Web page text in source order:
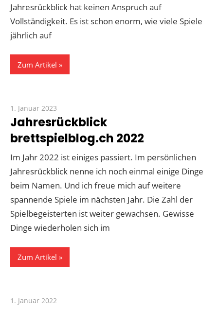
Jahresrückblick hat keinen Anspruch auf
Vollständigkeit. Es ist schon enorm, wie viele Spiele
jährlich auf
Zum Artikel
1. Januar 2023
Jahresrückblick
brettspielblog.ch 2022
Im Jahr 2022 ist einiges passiert. Im persönlichen
Jahresrückblick nenne ich noch einmal einige Dinge
beim Namen. Und ich freue mich auf weitere
spannende Spiele im nächsten Jahr. Die Zahl der
Spielbegeisterten ist weiter gewachsen. Gewisse
Dinge wiederholen sich im
Zum Artikel
1. Januar 2022